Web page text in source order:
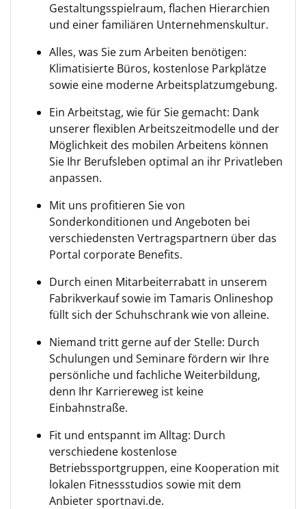
Gestaltungsspielraum, flachen Hierarchien
und einer familiären Unternehmenskultur.
Alles, was Sie zum Arbeiten benötigen:
Klimatisierte Büros, kostenlose Parkplätze
sowie eine moderne Arbeitsplatzumgebung.
Ein Arbeitstag, wie für Sie gemacht: Dank
unserer flexiblen Arbeitszeitmodelle und der
Möglichkeit des mobilen Arbeitens können
Sie Ihr Berufsleben optimal an ihr Privatleben
anpassen.
Mit uns profitieren Sie von
Sonderkonditionen und Angeboten bei
verschiedensten Vertragspartnern über das
Portal corporate Benefits.
Durch einen Mitarbeiterrabatt in unserem
Fabrikverkauf sowie im Tamaris Onlineshop
füllt sich der Schuhschrank wie von alleine.
Niemand tritt gerne auf der Stelle: Durch
Schulungen und Seminare fördern wir Ihre
persönliche und fachliche Weiterbildung,
denn Ihr Karriereweg ist keine
Einbahnstraße.
Fit und entspannt im Alltag: Durch
verschiedene kostenlose
Betriebssportgruppen, eine Kooperation mit
lokalen Fitnessstudios sowie mit dem
Anbieter sportnavi.de.